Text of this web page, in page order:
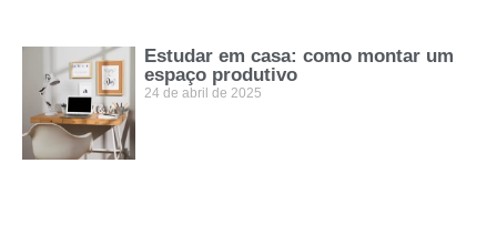
Estudar em casa: como montar um
espaço produtivo
24 de abril de 2025